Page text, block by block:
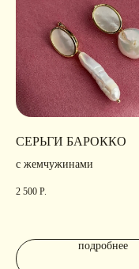
СЕРЬГИ БАРОККО
с жемчужинами
2 500 Р.
подробнее